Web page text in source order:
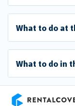
What to do at
What to do in